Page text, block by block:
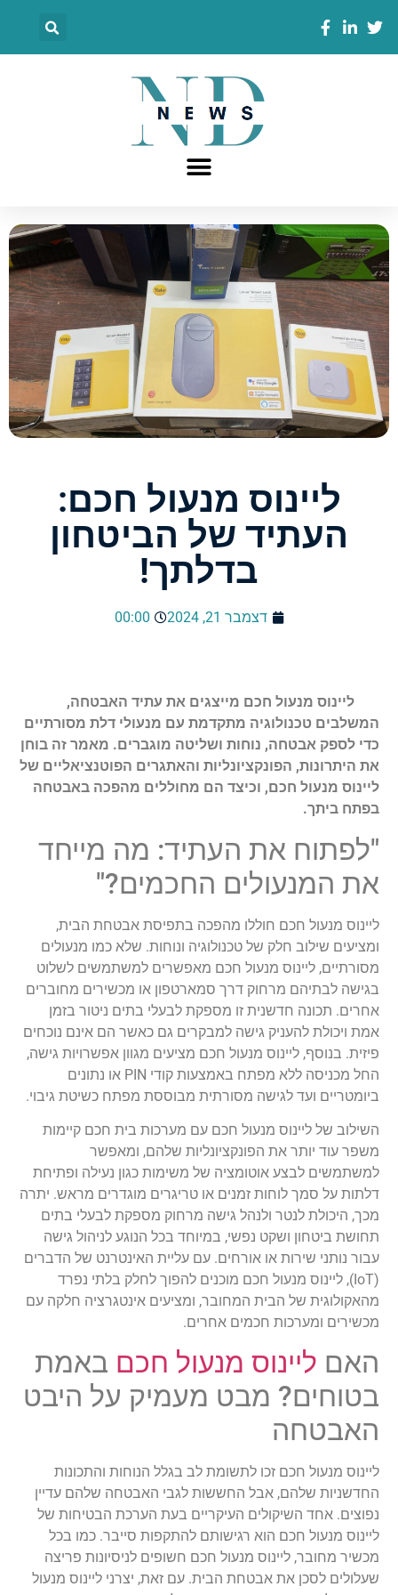
ליינוס מנעול חכם:
העתיד של הביטחון
בדלתך!
דצמבר 21, 2024 00:00
ליינוס מנעול חכם מייצגים את עתיד האבטחה,
המשלבים טכנולוגיה מתקדמת עם מנעולי דלת מסורתיים
כדי לספק אבטחה, נוחות ושליטה מוגברים. מאמר זה בוחן
את היתרונות, הפונקציונליות והאתגרים הפוטנציאליים של
ליינוס מנעול חכם, וכיצד הם מחוללים מהפכה באבטחה
בפתח ביתך.
"לפתוח את העתיד: מה מייחד
את המנעולים החכמים?"
ליינוס מנעול חכם חוללו מהפכה בתפיסת אבטחת הבית,
ומציעים שילוב חלק של טכנולוגיה ונוחות. שלא כמו מנעולים
מסורתיים, ליינוס מנעול חכם מאפשרים למשתמשים לשלוט
בגישה לבתיהם מרחוק דרך סמארטפון או מכשירים מחוברים
אחרים. תכונה חדשנית זו מספקת לבעלי בתים ניטור בזמן
אמת ויכולת להעניק גישה למבקרים גם כאשר הם אינם נוכחים
פיזית. בנוסף, ליינוס מנעול חכם מציעים מגוון אפשרויות גישה,
החל מכניסה ללא מפתח באמצעות קודי PIN או נתונים
ביומטריים ועד לגישה מסורתית מבוססת מפתח כשיטת גיבוי.
השילוב של ליינוס מנעול חכם עם מערכות בית חכם קיימות
משפר עוד יותר את הפונקציונליות שלהם, ומאפשר
למשתמשים לבצע אוטומציה של משימות כגון נעילה ופתיחת
דלתות על סמך לוחות זמנים או טריגרים מוגדרים מראש. יתרה
מכך, היכולת לנטר ולנהל גישה מרחוק מספקת לבעלי בתים
תחושת ביטחון ושקט נפשי, במיוחד בכל הנוגע לניהול גישה
עבור נותני שירות או אורחים. עם עליית האינטרנט של הדברים
(IoT), ליינוס מנעול חכם מוכנים להפוך לחלק בלתי נפרד
מהאקולוגית של הבית המחובר, ומציעים אינטגרציה חלקה עם
מכשירים ומערכות חכמים אחרים.
האם ליינוס מנעול חכם באמת
בטוחים? מבט מעמיק על היבט
האבטחה
ליינוס מנעול חכם זכו לתשומת לב בגלל הנוחות והתכונות
החדשניות שלהם, אבל החששות לגבי האבטחה שלהם עדיין
נפוצים. אחד השיקולים העיקריים בעת הערכת הבטיחות של
ליינוס מנעול חכם הוא רגישותם להתקפות סייבר. כמו בכל
מכשיר מחובר, ליינוס מנעול חכם חשופים לניסיונות פריצה
שעלולים לסכן את אבטחת הבית. עם זאת, יצרני ליינוס מנעול